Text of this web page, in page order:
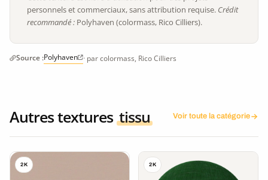
personnels et commerciaux, sans attribution requise. Crédit
recommandé : Polyhaven (colormass, Rico Cilliers).
Source :Polyhaven · par colormass, Rico Cilliers
Autres textures tissu Voir toute la catégorie
2K 2K